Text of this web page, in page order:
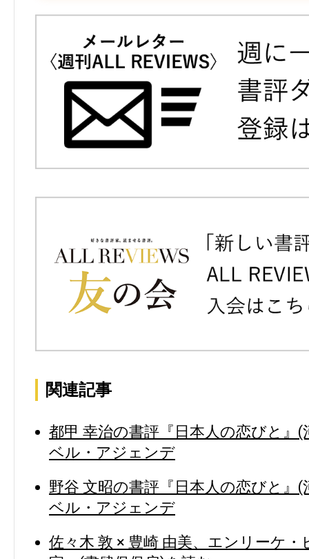
関連記事
都甲 幸治の書評『日本人の恋びと』
ベル・アジェンデ
野谷 文昭の書評『日本人の恋びと』
ベル・アジェンデ
佐々木 敦 × 豊崎 由美、エンリーケ